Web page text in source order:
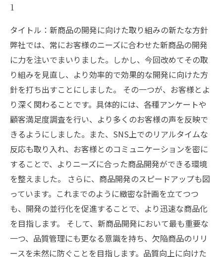
1
タイトル：新商品の開発に向けた取り組みの新たな方針
弊社では、常にお客様のニーズに合わせた新商品の開発
に力を注いでまいりました。しかし、今回改めてその取
り組みを見直し、より効率的で効果的な開発に向けた方
針を打ち出すことにしました。 その一つが、お客様とよ
り深く関わることです。具体的には、各種アンケートや
顧客満足度調査を行い、より多くのお客様の声を反映で
きるようにしました。また、SNS上でのリアルタイムな
反応も取り入れ、お客様とのコミュニケーションを密に
することで、よりニーズに合った商品開発ができる環境
を整えました。 さらに、商品開発のスピードアップも図
っています。これまでのように緻密な計画を立てつつ
も、開発の並行化を促進することで、より迅速な商品化
を目指します。 そして、新商品開発において最も重要な
一つ、品質管理にも更なる意識を持ち、欠陥商品のリリ
ースを未然に防ぐことを目指します。品質向上に向けた